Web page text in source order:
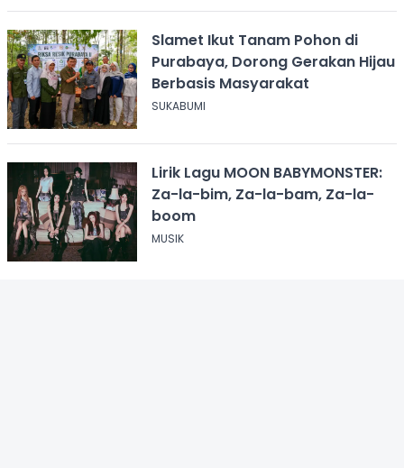
Slamet Ikut Tanam Pohon di
Purabaya, Dorong Gerakan Hijau
Berbasis Masyarakat
SUKABUMI
Lirik Lagu MOON BABYMONSTER:
Za-la-bim, Za-la-bam, Za-la-
boom
MUSIK